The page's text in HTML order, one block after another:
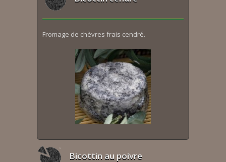
Fromage de chèvres frais cendré.
Bicottin au poivre